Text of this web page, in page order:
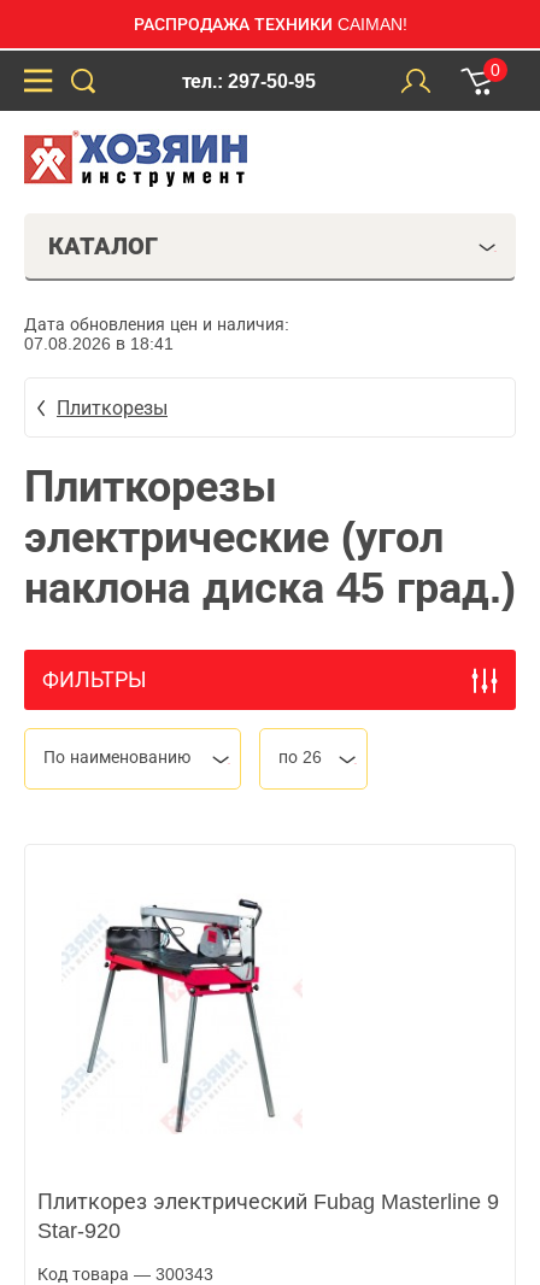
РАСПРОДАЖА ТЕХНИКИ CAIMAN!
тел.: 297-50-95
0
КАТАЛОГ
Дата обновления цен и наличия:
07.08.2026 в 18:41
Плиткорезы
Плиткорезы
электрические (угол
наклона диска 45 град.)
ФИЛЬТРЫ
По наименованию по 26
Плиткорез электрический Fubag Masterline 9
Star-920
Код товара — 300343